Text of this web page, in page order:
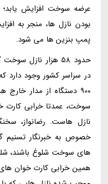
عرضه سوخت افزایش یابد؛
بودن نازل ها، منجر به
پمپ بنزین ها می شود.
حدود 58 هزار نازل
900 دستگاه از مدار
سوخت، عمدتا خرابی
نازل هاست. رضانواز،
خصوص به خبرنگار تسنیم
های سوخت شلوغ باشند،
همین خرابی کارت خوان